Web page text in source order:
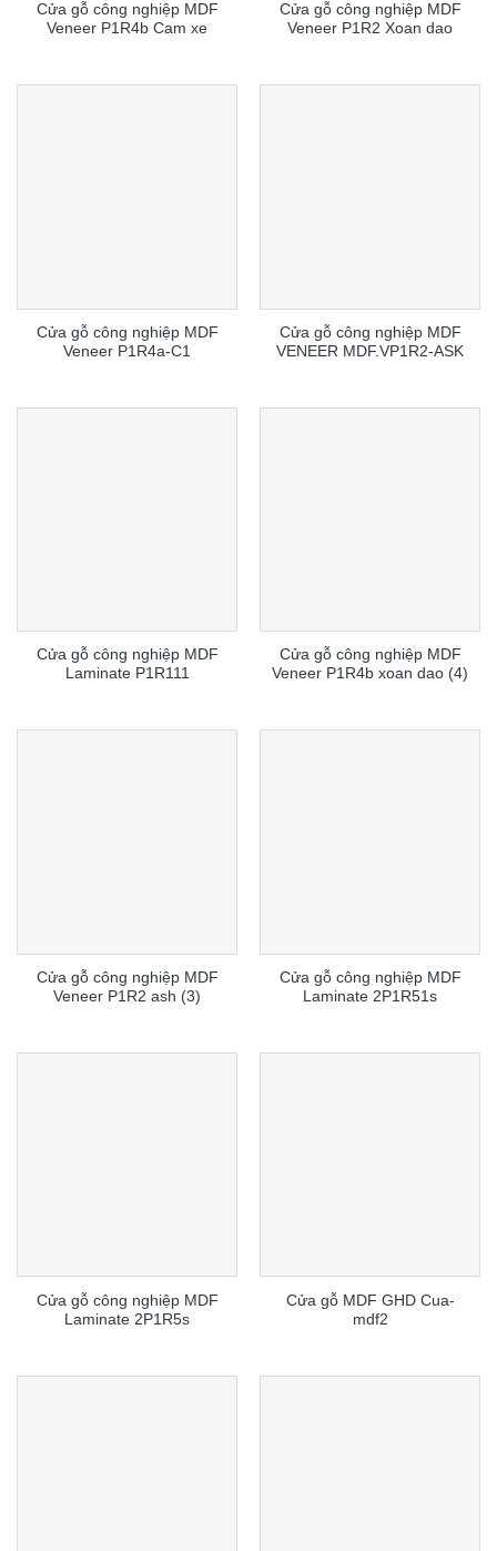
Cửa gỗ công nghiệp MDF
Veneer P1R4b Cam xe
Cửa gỗ công nghiệp MDF
Veneer P1R2 Xoan dao
Cửa gỗ công nghiệp MDF
Veneer P1R4a-C1
Cửa gỗ công nghiệp MDF
VENEER MDF.VP1R2-ASK
Cửa gỗ công nghiệp MDF
Laminate P1R111
Cửa gỗ công nghiệp MDF
Veneer P1R4b xoan dao (4)
Cửa gỗ công nghiệp MDF
Veneer P1R2 ash (3)
Cửa gỗ công nghiệp MDF
Laminate 2P1R51s
Cửa gỗ công nghiệp MDF
Laminate 2P1R5s
Cửa gỗ MDF GHD Cua-
mdf2